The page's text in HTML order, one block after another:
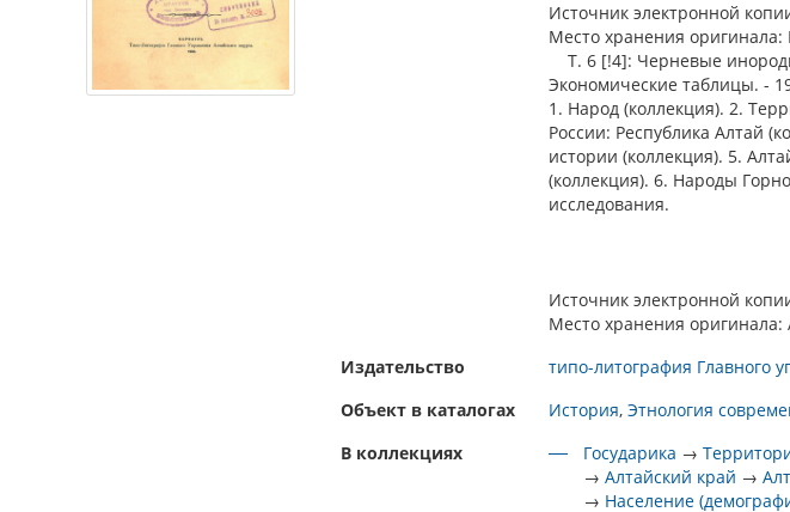
Источник электронной
Место хранения оригинала:
Т. 6 [!4]: Черневые
Экономические таблицы. -
1. Народ (коллекция). 2.
России: Республика Алтай
истории (коллекция). 5.
(коллекция). 6. Народы
исследования.
Источник электронной
Место хранения оригинала:
Издательство
типо-литография Главного
Объект в каталогах
История Этнология
В коллекциях
Государика →
→Алтайский край →
→ Население